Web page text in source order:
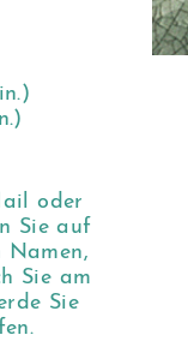
oder
Sie auf
Namen,
Sie am
Sie